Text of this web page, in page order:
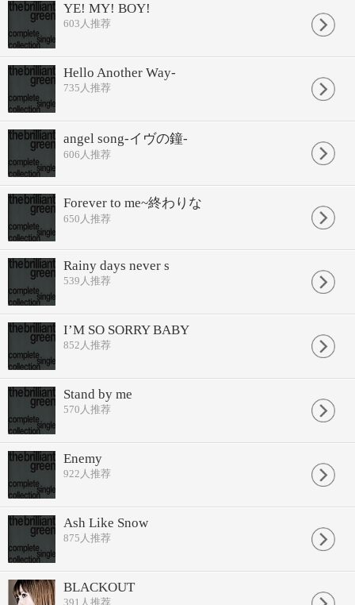
YE! MY! BOY!
603 人推荐
Hello Another Way-
735 人推荐
angel song-イヴの鐘-
606 人推荐
Forever to me~終わりな
650 人推荐
Rainy days never s
539 人推荐
I’M SO SORRY BABY
852 人推荐
Stand by me
570 人推荐
Enemy
922 人推荐
Ash Like Snow
875 人推荐
BLACKOUT
391 人推荐